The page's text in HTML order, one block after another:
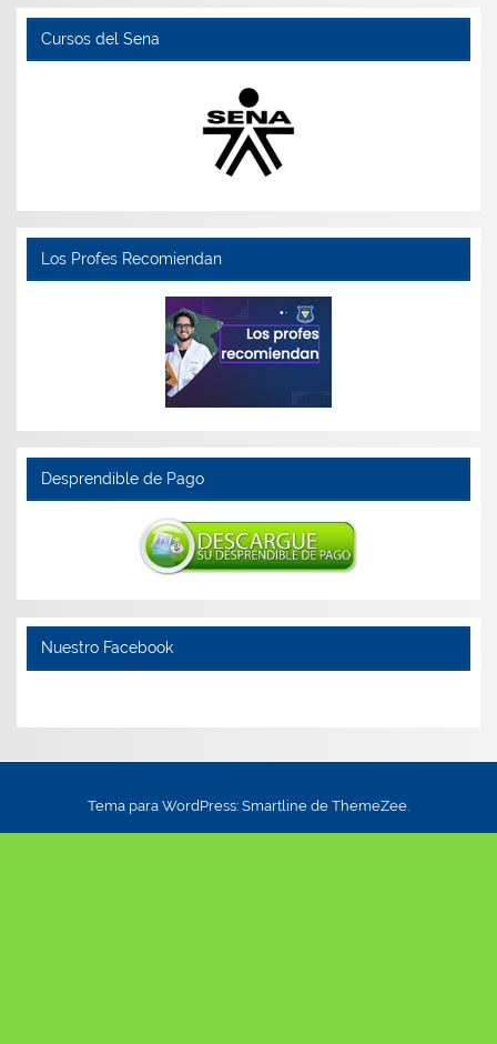
Cursos del Sena
Los Profes Recomiendan
Desprendible de Pago
Nuestro Facebook
Tema para WordPress: Smartline de ThemeZee.